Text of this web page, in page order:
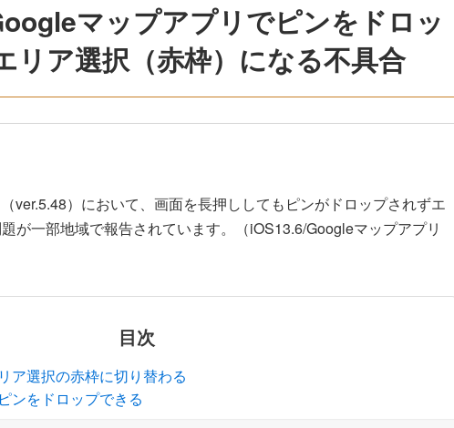
マップアプリでピンをドロッ
リア選択（赤枠）になる不具合
ver.5.48）において、画面を長押ししてもピンがドロップされずエ
が一部地域で報告されています。（iOS13.6/Googleマップアプリ
目次
ア選択の赤枠に切り替わる
ンをドロップできる